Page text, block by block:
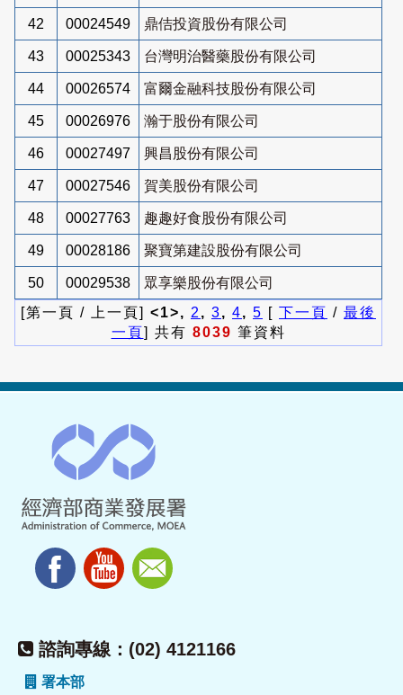
42 00024549 鼎佶投資股份有限公司
43 00025343 台灣明治醫藥股份有限公司
44 00026574 富爾金融科技股份有限公司
45 00026976 瀚于股份有限公司
46 00027497 興昌股份有限公司
47 00027546 賀美股份有限公司
48 00027763 趣趣好食股份有限公司
49 00028186 聚寶第建設股份有限公司
50 00029538
眾享樂股份有限公司
[第一頁 / 上一頁] <1>, 2 , 3, 4, 5 [ 下一頁 / 最後
一頁] 共有 8039 筆資料
諮詢專線：(02) 4121166
署本部